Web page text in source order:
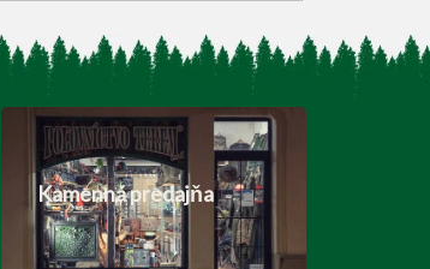
Kamenná predajňa